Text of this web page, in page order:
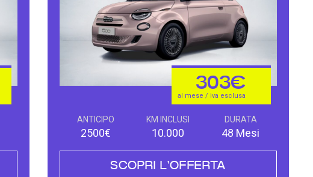
303€
al mese / iva esclusa
ANTICIPO
2500€
KM INCLUSI
10.000
DURATA
48 Mesi
SCOPRI L'OFFERTA